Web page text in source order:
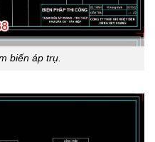
biến áp trụ.